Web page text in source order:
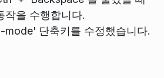
작을 수행합니다.
단축키를 수정했습니다.